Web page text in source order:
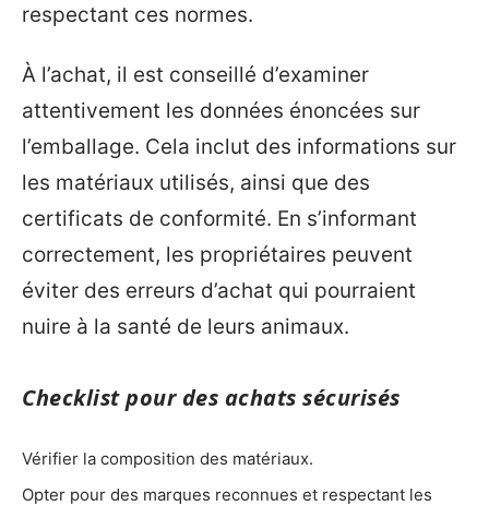
respectant ces normes.
À l’achat, il est conseillé d’examiner
attentivement les données énoncées sur
l’emballage. Cela inclut des informations sur
les matériaux utilisés, ainsi que des
certificats de conformité. En s’informant
correctement, les propriétaires peuvent
éviter des erreurs d’achat qui pourraient
nuire à la santé de leurs animaux.
Checklist pour des achats sécurisés
Vérifier la composition des matériaux.
Opter pour des marques reconnues et respectant les